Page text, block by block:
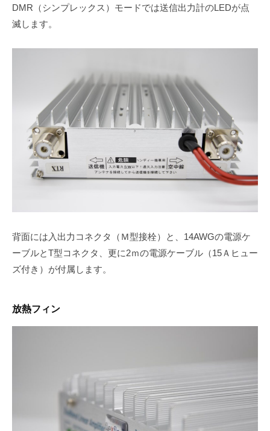
DMR（シンプレックス）モードでは送信出力計のLEDが点
滅します。
背面には入出力コネクタ（Ｍ型接栓）と、14AWGの電源ケ
ーブルとT型コネクタ、更に2ｍの電源ケーブル（15Ａヒュー
ズ付き）が付属します。
放熱フィン